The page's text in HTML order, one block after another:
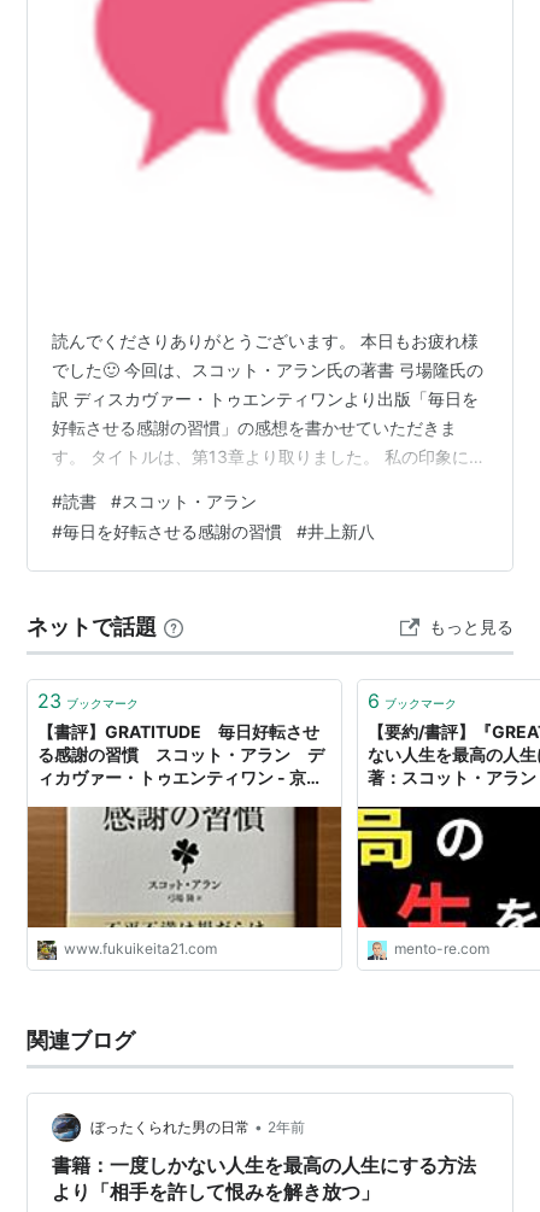
読んでくださりありがとうございます。 本日もお疲れ様
でした🙂 今回は、スコット・アラン氏の著書 弓場隆氏の
訳 ディスカヴァー・トゥエンティワンより出版「毎日を
好転させる感謝の習慣」の感想を書かせていただきま
す。 タイトルは、第13章より取りました。 私の印象に残
に不安定な状態に陥りやすい。その結果、うまくいって
いないことに意識を向けてしまうから、いつまでたって
も成長を遂げることが出来なくなる。 という一文です
まくいってないことに意識を向けてしまっています💧 そ
のことを考えれば考えるほど、ドツボ…
#読書 #スコット・アラン
#毎日を好転させる感謝の習慣 #井上新八
ネットで話題 もっと見る
23 ブックマーク
【書評】GRATITUDE 毎日好転させ
る感謝の習慣 スコット・アラン デ
ィカヴァー・トゥエンティワン - 京都
www.fukuikeita21.com
6 ブックマーク
【要約/書評】『
ない人生を最高の人
著：スコット・アラ
mento-re.com
関連ブログ
ぼったくられた男の日常 • 2年前
書籍：一度しかない人生を最高の人生にする方法
より「相手を許して恨みを解き放つ」